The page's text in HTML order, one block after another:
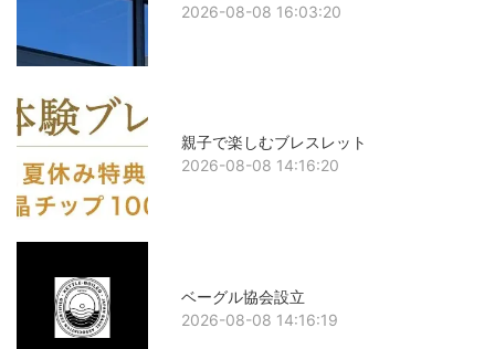
2026-08-08 16:03:20
親子で楽しむブレスレット
2026-08-08 14:16:20
ベーグル協会設立
2026-08-08 14:16:19